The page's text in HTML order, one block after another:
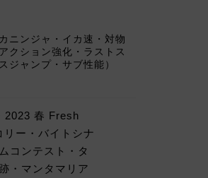
ニンジャ・イカ速・対物
クション強化・ラストス
ジャンプ・サブ性能）
2023 春 Fresh
ー・バイトシナ
コンテスト・タ
・マンタマリア